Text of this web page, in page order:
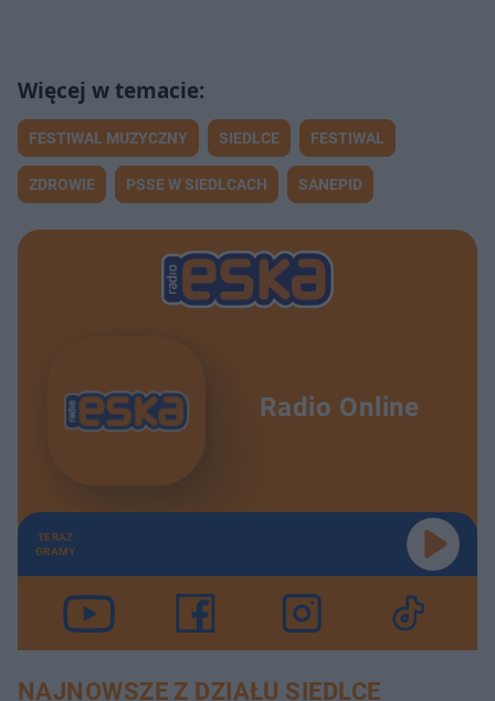
FESTIWAL MUZYCZNY SIEDLCE FESTIWAL
ZDROWIE PSSE W SIEDLCACH SANEPID
Radio Online
TERAZ
GRAMY
NAJNOWSZE Z DZIAŁU SIEDLCE